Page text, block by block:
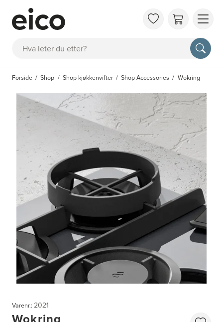
Søk
OM
FAQ
Forside Shop Shop kjøkkenvifter Shop Accessories Wokring
Varenr.: 2021